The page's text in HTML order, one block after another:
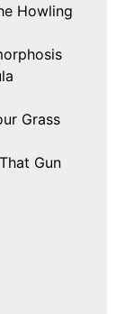
Howling
Grass
Gun